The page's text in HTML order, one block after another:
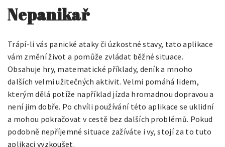
Nepanikař
Trápí-li vás panické ataky či úzkostné stavy, tato aplikace
vám změní život a pomůže zvládat běžné situace.
Obsahuje hry, matematické příklady, deník a mnoho
dalších velmi užitečných aktivit. Velmi pomáhá lidem,
kterým dělá potíže například jízda hromadnou dopravou a
není jim dobře. Po chvíli používání této aplikace se uklidní
a mohou pokračovat v cestě bez dalších problémů. Pokud
podobně nepříjemné situace zažíváte i vy, stojí za to tuto
aplikaci vyzkoušet.